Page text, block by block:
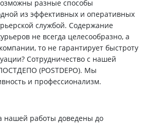
разные способы
из эффективных и оперативных
службой. Содержание
не всегда целесообразно, а
то не гарантирует быстроту
Сотрудничество с нашей
(POSTDEPO). Мы
и профессионализм.
нашей работы доведены до